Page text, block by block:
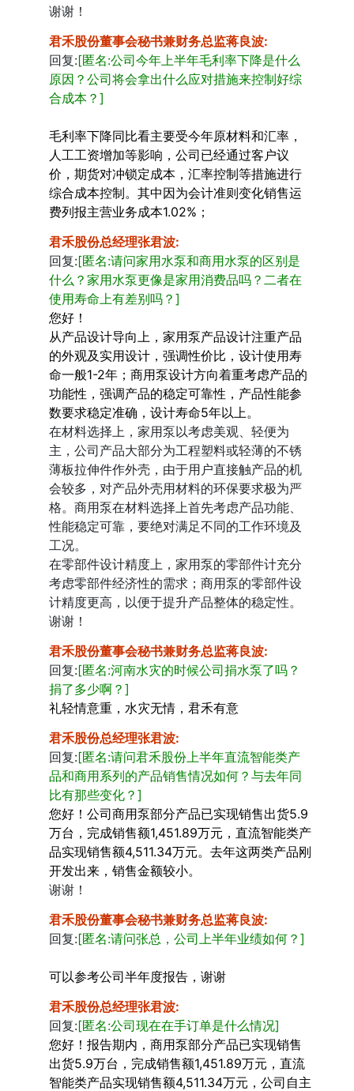
谢谢！
君禾股份董事会秘书兼财务总监蒋良波:
回复:[匿名:公司今年上半年毛利率下降是什么
原因？公司将会拿出什么应对措施来控制好综
合成本？]
毛利率下降同比看主要受今年原材料和汇率，
人工工资增加等影响，公司已经通过客户议
价，期货对冲锁定成本，汇率控制等措施进行
综合成本控制。其中因为会计准则变化销售运
费列报主营业务成本1.02%；
君禾股份总经理张君波:
回复:[匿名:请问家用水泵和商用水泵的区别是
什么？家用水泵更像是家用消费品吗？二者在
使用寿命上有差别吗？]
您好！
从产品设计导向上，家用泵产品设计注重产品
的外观及实用设计，强调性价比，设计使用寿
命一般1-2年；商用泵设计方向着重考虑产品的
功能性，强调产品的稳定可靠性，产品性能参
数要求稳定准确，设计寿命5年以上。
在材料选择上，家用泵以考虑美观、轻便为
主，公司产品大部分为工程塑料或轻薄的不锈
薄板拉伸件作外壳，由于用户直接触产品的机
会较多，对产品外壳用材料的环保要求极为严
格。商用泵在材料选择上首先考虑产品功能、
性能稳定可靠，要绝对满足不同的工作环境及
工况。
在零部件设计精度上，家用泵的零部件计充分
考虑零部件经济性的需求；商用泵的零部件设
计精度更高，以便于提升产品整体的稳定性。
谢谢！
君禾股份董事会秘书兼财务总监蒋良波:
回复:[匿名:河南水灾的时候公司捐水泵了吗？
捐了多少啊？]
礼轻情意重，水灾无情，君禾有意
君禾股份总经理张君波:
回复:[匿名:请问君禾股份上半年直流智能类产
品和商用系列的产品销售情况如何？与去年同
比有那些变化？]
您好！公司商用泵部分产品已实现销售出货5.9
万台，完成销售额1,451.89万元，直流智能类产
品实现销售额4,511.34万元。去年这两类产品刚
开发出来，销售金额较小。
谢谢！
君禾股份董事会秘书兼财务总监蒋良波:
回复:[匿名:请问张总，公司上半年业绩如何？]
可以参考公司半年度报告，谢谢
君禾股份总经理张君波:
回复:[匿名:公司现在在手订单是什么情况]
您好！报告期内，商用泵部分产品已实现销售
出货5.9万台，完成销售额1,451.89万元，直流
智能类产品实现销售额4,511.34万元，公司自主